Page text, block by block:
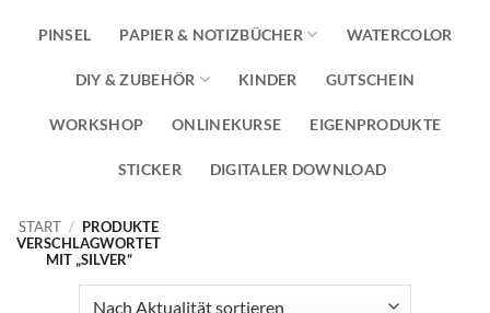
PINSEL PAPIER & NOTIZBÜCHER WATERCOLOR
DIY & ZUBEHÖR KINDER GUTSCHEIN
WORKSHOP ONLINEKURSE EIGENPRODUKTE
STICKER DIGITALER DOWNLOAD
START / PRODUKTE
VERSCHLAGWORTET
MIT „SILVER“